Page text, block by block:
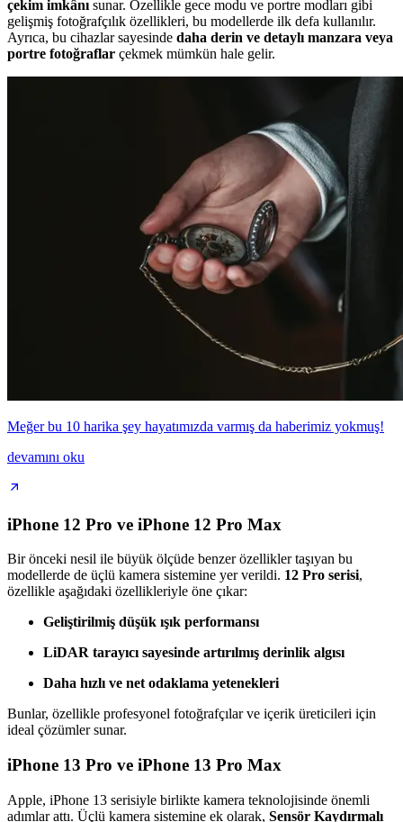
çekim imkânı sunar. Özellikle gece modu ve portre modları gibi
gelişmiş fotoğrafçılık özellikleri, bu modellerde ilk defa kullanılır.
Ayrıca, bu cihazlar sayesinde daha derin ve detaylı manzara veya
portre fotoğraflar çekmek mümkün hale gelir.
Meğer bu 10 harika şey hayatımızda varmış da haberimiz yokmuş!
devamını oku
iPhone 12 Pro ve iPhone 12 Pro Max
Bir önceki nesil ile büyük ölçüde benzer özellikler taşıyan bu
modellerde de üçlü kamera sistemine yer verildi. 12 Pro serisi,
özellikle aşağıdaki özellikleriyle öne çıkar:
Geliştirilmiş düşük ışık performansı
LiDAR tarayıcı sayesinde artırılmış derinlik algısı
Daha hızlı ve net odaklama yetenekleri
Bunlar, özellikle profesyonel fotoğrafçılar ve içerik üreticileri için
ideal çözümler sunar.
iPhone 13 Pro ve iPhone 13 Pro Max
Apple, iPhone 13 serisiyle birlikte kamera teknolojisinde önemli
adımlar attı. Üçlü kamera sistemine ek olarak, Sensör Kaydırmalı